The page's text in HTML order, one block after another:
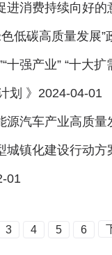
进消费持续向好
低碳高质量发展
十强产业” “十
划 》2024-04-01
源汽车产业高质
城镇化建设行动
01
3 4 5 6